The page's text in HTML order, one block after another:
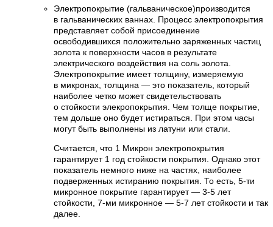
Электропокрытие (гальваническое)производится
в гальванических ваннах. Процесс электропокрытия
представляет собой присоединение
освободившихся положительно заряженных частиц
золота к поверхности часов в результате
электрического воздействия на соль золота.
Электропокрытие имеет толщину, измеряемую
в микронах, толщина — это показатель, который
наиболее четко может свидетельствовать
о стойкости элекропокрытия. Чем толще покрытие,
тем дольше оно будет истираться. При этом часы
могут быть выполнены из латуни или стали.
Считается, что 1 Микрон электропокрытия
гарантирует 1 год стойкости покрытия. Однако этот
показатель немного ниже на частях, наиболее
подверженных истиранию покрытия. То есть, 5-ти
микронное покрытие гарантирует — 3-5 лет
стойкости, 7-ми микронное — 5-7 лет стойкости и так
далее.